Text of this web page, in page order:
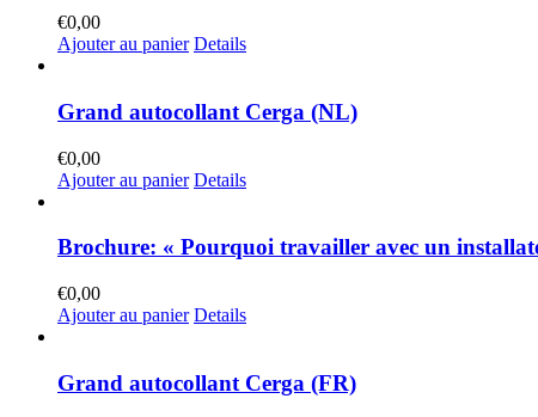
€0,00
Ajouter au panier Details
Grand autocollant Cerga (NL)
€0,00
Ajouter au panier Details
Brochure: « Pourquoi travailler avec un
€0,00
Ajouter au panier Details
Grand autocollant Cerga (FR)